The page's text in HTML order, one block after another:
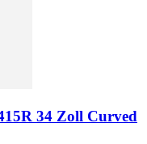
34 Zoll Curved